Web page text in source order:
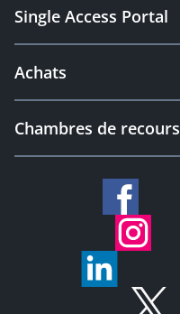
Single Access Portal
Achats
Chambres de recours